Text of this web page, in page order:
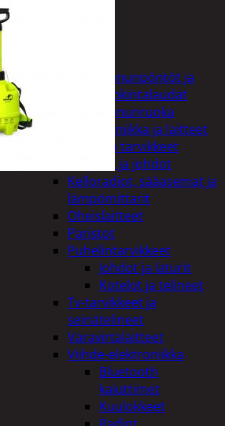
Linnunpöntöt ja
ruokintalaudat
Linnunruoka
Kodin elektroniikka ja laitteet
Imurit ja tarvikkeet
Kaapelit ja johdot
Kelloradiot, sääasemat ja
lämpömittarit
Oheislaitteet
Paristot
Puhelintarvikkeet
Johdot ja laturit
Kotelot ja telineet
Tv-tarvikkeet ja
seinätelineet
Varavirtalaitteet
Viihde-elektroniikka
Bluetooth
kaiuttimet
Kuulokkeet